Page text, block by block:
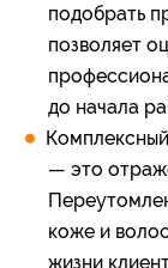
подобрать
позволяет
до начала
— это
коже и
жизни